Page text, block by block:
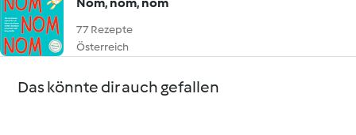
77 Rezepte
Österreich
Das könnte dir auch gefallen